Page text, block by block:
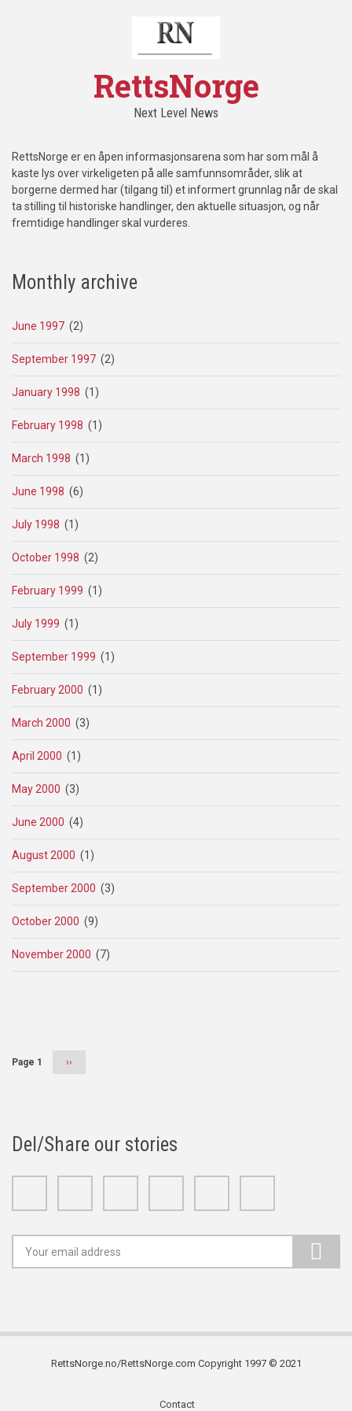
RettsNorge
Next Level News
RettsNorge er en åpen informasjonsarena som har som mål å
kaste lys over virkeligeten på alle samfunnsområder, slik at
borgerne dermed har (tilgang til) et informert grunnlag når de skal
ta stilling til historiske handlinger, den aktuelle situasjon, og når
fremtidige handlinger skal vurderes.
Monthly archive
June 1997 (2)
September 1997 (2)
January 1998 (1)
February 1998 (1)
March 1998 (1)
June 1998 (6)
July 1998 (1)
October 1998 (2)
February 1999 (1)
July 1999 (1)
September 1999 (1)
February 2000 (1)
March 2000 (3)
April 2000 (1)
May 2000 (3)
June 2000 (4)
August 2000 (1)
September 2000 (3)
October 2000 (9)
November 2000 (7)
Page 1
Next
››
Del/Share our stories
RettsNorge.no/RettsNorge.com Copyright 1997 © 2021
Contact